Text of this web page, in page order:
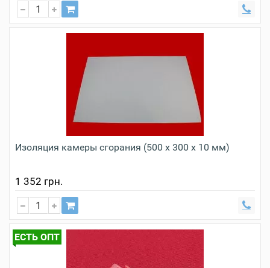
Изоляция камеры сгорания (500 х 300 х 10 мм)
1 352 грн.
ЕСТЬ ОПТ